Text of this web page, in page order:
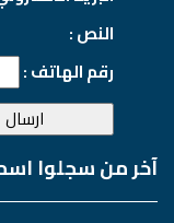
النص :
رقم الهاتف :
آخر من سجلوا